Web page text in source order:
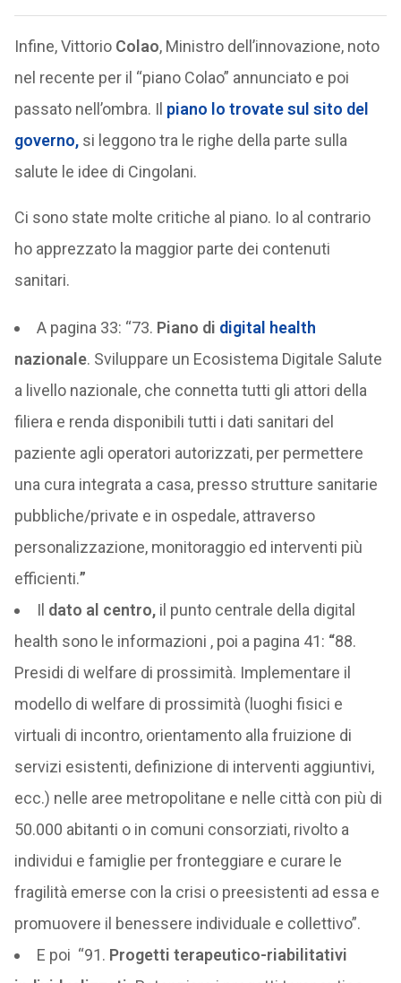
Infine, Vittorio Colao, Ministro dell’innovazione, noto
nel recente per il “piano Colao” annunciato e poi
passato nell’ombra. Il piano lo trovate sul sito del
governo,si leggono tra le righe della parte sulla
salute le idee di Cingolani.
Ci sono state molte critiche al piano. Io al contrario
ho apprezzato la maggior parte dei contenuti
sanitari.
A pagina 33: “73. Piano di digital health
nazionale. Sviluppare un Ecosistema Digitale Salute
a livello nazionale, che connetta tutti gli attori della
filiera e renda disponibili tutti i dati sanitari del
paziente agli operatori autorizzati, per permettere
una cura integrata a casa, presso strutture sanitarie
pubbliche/private e in ospedale, attraverso
personalizzazione, monitoraggio ed interventi più
efficienti.”
Il dato al centro,il punto centrale della digital
health sono le informazioni , poi a pagina 41: “88.
Presidi di welfare di prossimità. Implementare il
modello di welfare di prossimità (luoghi fisici e
virtuali di incontro, orientamento alla fruizione di
servizi esistenti, definizione di interventi aggiuntivi,
ecc.) nelle aree metropolitane e nelle città con più di
50.000 abitanti o in comuni consorziati, rivolto a
individui e famiglie per fronteggiare e curare le
fragilità emerse con la crisi o preesistenti ad essa e
promuovere il benessere individuale e collettivo”.
E poi “91. Progetti terapeutico-riabilitativi